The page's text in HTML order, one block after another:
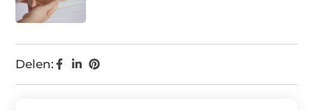
Delen: